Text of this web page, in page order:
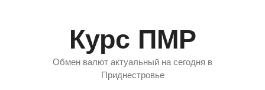
Курс ПМР
Обмен валют актуальный на сегодня в
Приднестровье